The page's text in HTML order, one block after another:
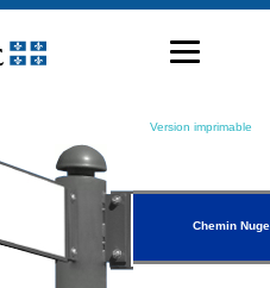
Version imprimable
Chemin